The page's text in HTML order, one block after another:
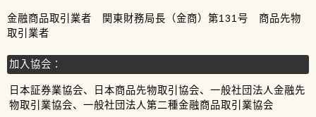
金融商品取引業者 関東財務局長（金商）第131号 商品先物
取引業者
加入協会：
日本証券業協会、日本商品先物取引協会、一般社団法人金融先
物取引業協会、一般社団法人第二種金融商品取引業協会